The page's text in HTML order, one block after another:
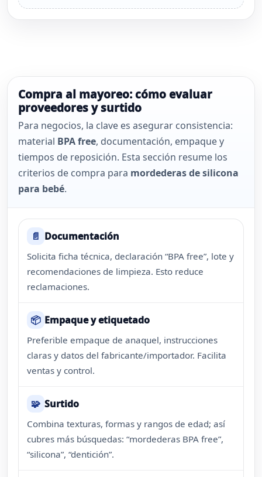
Compra al mayoreo: cómo evaluar
proveedores y surtido
Para negocios, la clave es asegurar consistencia:
material BPA free, documentación, empaque y
tiempos de reposición. Esta sección resume los
criterios de compra para mordederas de silicona
para bebé.
📄 Documentación
Solicita ficha técnica, declaración “BPA free”, lote y
recomendaciones de limpieza. Esto reduce
reclamaciones.
📦 Empaque y etiquetado
Preferible empaque de anaquel, instrucciones
claras y datos del fabricante/importador. Facilita
ventas y control.
🧩 Surtido
Combina texturas, formas y rangos de edad; así
cubres más búsquedas: “mordederas BPA free”,
“silicona”, “dentición”.